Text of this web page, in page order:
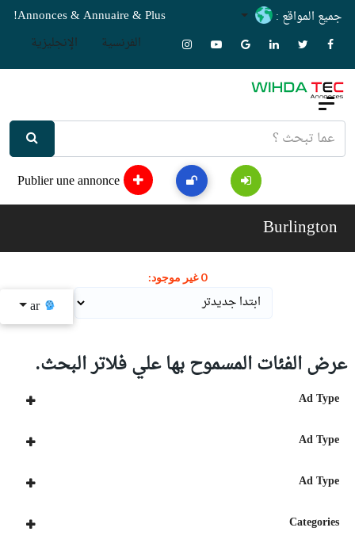
ar
Annonces & Annuaire & Plus!
جميع المواقع :
الفرنسية
الإنجليزية
Publier une annonce
Burlington
0 غير موجود:
عرض الفئات المسموح بها علي فلاتر البحث.
Ad Type
Ad Type
Ad Type
Categories